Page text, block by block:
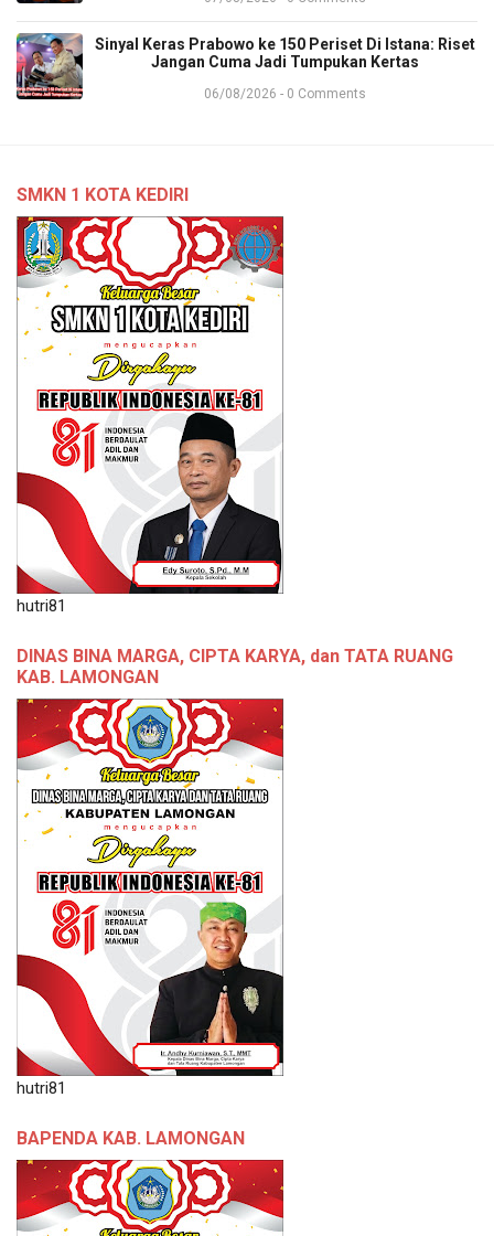
Sinyal Keras Prabowo ke 150 Periset Di Istana: Riset
Jangan Cuma Jadi Tumpukan Kertas
06/08/2026 - 0 Comments
SMKN 1 KOTA KEDIRI
hutri81
DINAS BINA MARGA, CIPTA KARYA, dan TATA RUANG
KAB. LAMONGAN
hutri81
BAPENDA KAB. LAMONGAN